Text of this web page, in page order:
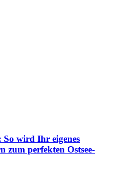
wird Ihr eigenes
zum perfekten Ostsee-